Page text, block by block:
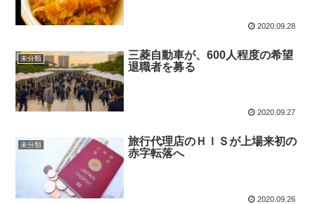
2020.09.28
未分類
三菱自動車が、600人程度の希望
退職者を募る
2020.09.27
未分類
旅行代理店のＨＩＳが上場来初の
赤字転落へ
2020.09.26